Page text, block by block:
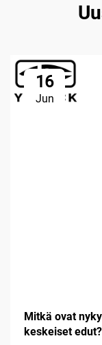
16
Jun
Mitkä ovat
keskeiset edut?